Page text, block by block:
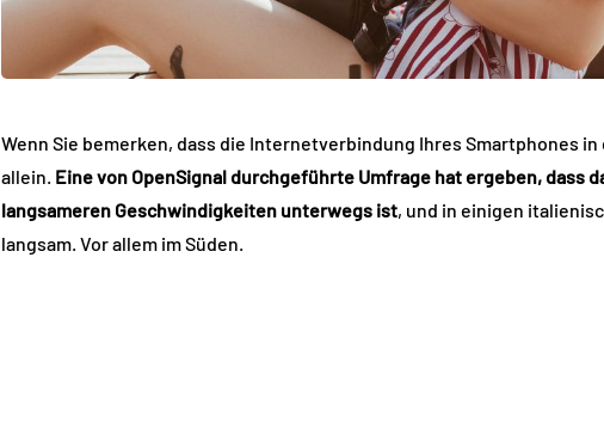
Wenn Sie bemerken, dass die Internetverbindung Ihres Smartphones
allein. Eine von OpenSignal durchgeführte Umfrage hat ergeben, dass
langsameren Geschwindigkeiten unterwegs ist, und in einigen
langsam. Vor allem im Süden.